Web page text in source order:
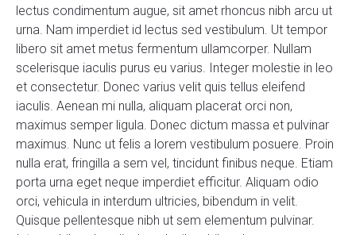
lectus condimentum augue, sit amet rhoncus nibh arcu ut
urna. Nam imperdiet id lectus sed vestibulum. Ut tempor
libero sit amet metus fermentum ullamcorper. Nullam
scelerisque iaculis purus eu varius. Integer molestie in leo
et consectetur. Donec varius velit quis tellus eleifend
iaculis. Aenean mi nulla, aliquam placerat orci non,
maximus semper ligula. Donec dictum massa et pulvinar
maximus. Nunc ut felis a lorem vestibulum posuere. Proin
nulla erat, fringilla a sem vel, tincidunt finibus neque. Etiam
porta urna eget neque imperdiet efficitur. Aliquam odio
orci, vehicula in interdum ultricies, bibendum in velit.
Quisque pellentesque nibh ut sem elementum pulvinar.